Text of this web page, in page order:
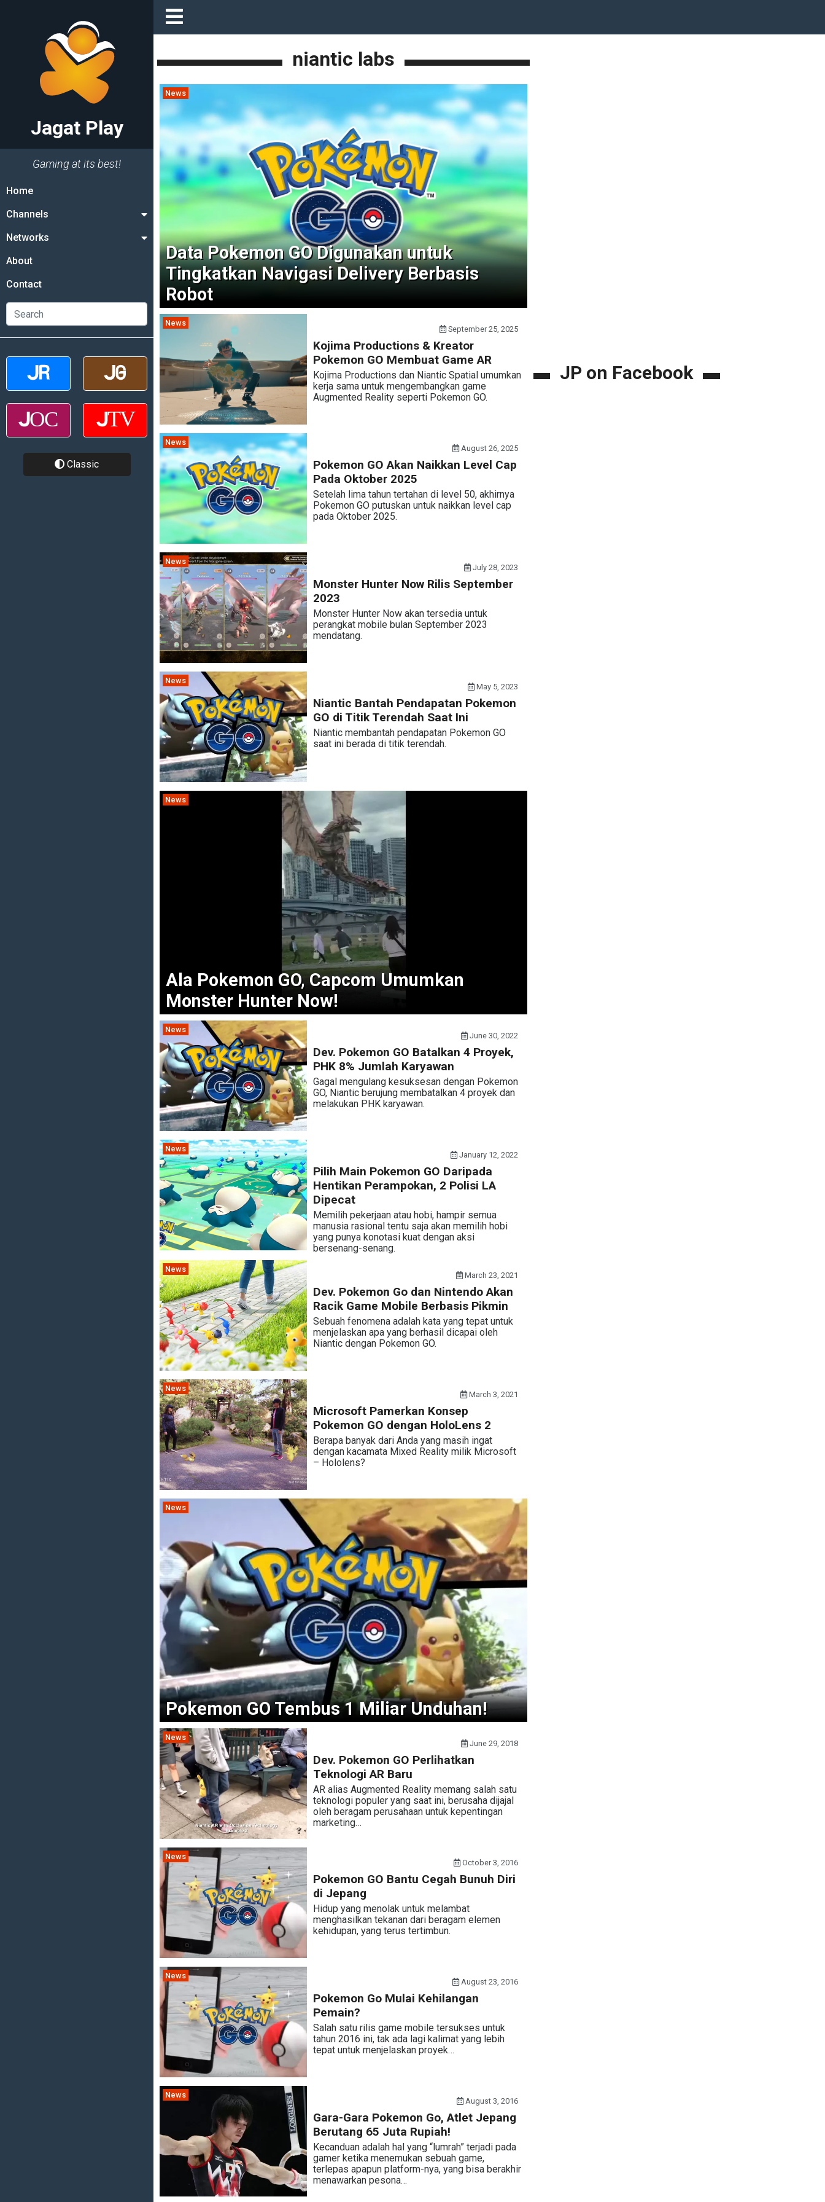
Jagat Play
Gaming at its best!
Home
Channels
Networks
About
Contact
Classic
niantic labs
News
Data Pokemon GO Digunakan untuk
Tingkatkan Navigasi Delivery Berbasis
Robot
News
September 25, 2025
Kojima Productions & Kreator
Pokemon GO Membuat Game AR
Kojima Productions dan Niantic Spatial umumkan
kerja sama untuk mengembangkan game
Augmented Reality seperti Pokemon GO.
News
August 26, 2025
Pokemon GO Akan Naikkan Level Cap
Pada Oktober 2025
Setelah lima tahun tertahan di level 50, akhirnya
Pokemon GO putuskan untuk naikkan level cap
pada Oktober 2025.
News
July 28, 2023
Monster Hunter Now Rilis September
2023
Monster Hunter Now akan tersedia untuk
perangkat mobile bulan September 2023
mendatang.
News
May 5, 2023
Niantic Bantah Pendapatan Pokemon
GO di Titik Terendah Saat Ini
Niantic membantah pendapatan Pokemon GO
saat ini berada di titik terendah.
News
Ala Pokemon GO, Capcom Umumkan
Monster Hunter Now!
News
June 30, 2022
Dev. Pokemon GO Batalkan 4 Proyek,
PHK 8% Jumlah Karyawan
Gagal mengulang kesuksesan dengan Pokemon
GO, Niantic berujung membatalkan 4 proyek dan
melakukan PHK karyawan.
News
January 12, 2022
Pilih Main Pokemon GO Daripada
Hentikan Perampokan, 2 Polisi LA
Dipecat
Memilih pekerjaan atau hobi, hampir semua
manusia rasional tentu saja akan memilih hobi
yang punya konotasi kuat dengan aksi
bersenang-senang.
News
March 23, 2021
Dev. Pokemon Go dan Nintendo Akan
Racik Game Mobile Berbasis Pikmin
Sebuah fenomena adalah kata yang tepat untuk
menjelaskan apa yang berhasil dicapai oleh
Niantic dengan Pokemon GO.
News
March 3, 2021
Microsoft Pamerkan Konsep
Pokemon GO dengan HoloLens 2
Berapa banyak dari Anda yang masih ingat
dengan kacamata Mixed Reality milik Microsoft
– Hololens?
News
Pokemon GO Tembus 1 Miliar Unduhan!
News
June 29, 2018
Dev. Pokemon GO Perlihatkan
Teknologi AR Baru
AR alias Augmented Reality memang salah satu
teknologi populer yang saat ini, berusaha dijajal
oleh beragam perusahaan untuk kepentingan
marketing…
News
October 3, 2016
Pokemon GO Bantu Cegah Bunuh Diri
di Jepang
Hidup yang menolak untuk melambat
menghasilkan tekanan dari beragam elemen
kehidupan, yang terus tertimbun.
News
August 23, 2016
Pokemon Go Mulai Kehilangan
Pemain?
Salah satu rilis game mobile tersukses untuk
tahun 2016 ini, tak ada lagi kalimat yang lebih
tepat untuk menjelaskan proyek…
News
August 3, 2016
Gara-Gara Pokemon Go, Atlet Jepang
Berutang 65 Juta Rupiah!
Kecanduan adalah hal yang “lumrah” terjadi pada
gamer ketika menemukan sebuah game,
terlepas apapun platform-nya, yang bisa berakhir
menawarkan pesona…
JP on Facebook